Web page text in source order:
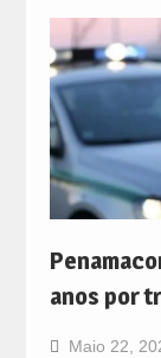
anos por
Maio 22,